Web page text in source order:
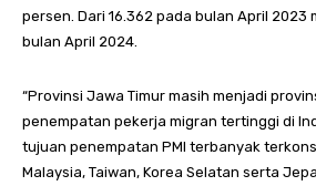
persen. Dari 16.362 pada bulan April 2023
bulan April 2024.
“Provinsi Jawa Timur masih menjadi
penempatan pekerja migran tertinggi di
tujuan penempatan PMI terbanyak
Malaysia, Taiwan, Korea Selatan serta